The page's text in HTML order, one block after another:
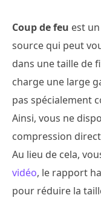
Coup de feu est
source qui peut
dans une taille de
charge une large
pas spécialement
Ainsi, vous ne
compression
Au lieu de cela,
vidéo, le rapport
pour réduire la